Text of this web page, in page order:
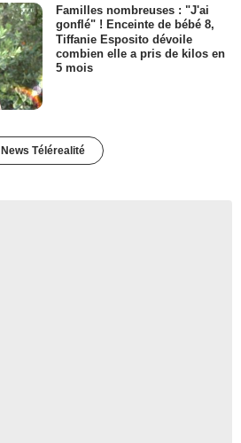
Familles nombreuses : "J'ai
gonflé" ! Enceinte de bébé 8,
Tiffanie Esposito dévoile
combien elle a pris de kilos en
5 mois
News Télérealité